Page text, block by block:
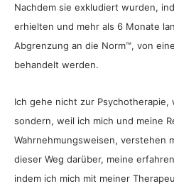
Nachdem sie exkludiert wurden,
erhielten und mehr als 6 Monate
Abgrenzung an die Norm™, von
behandelt werden.
Ich gehe nicht zur Psychotherapie,
sondern, weil ich mich und meine
Wahrnehmungsweisen, verstehen
dieser Weg darüber, meine
indem ich mich mit meiner